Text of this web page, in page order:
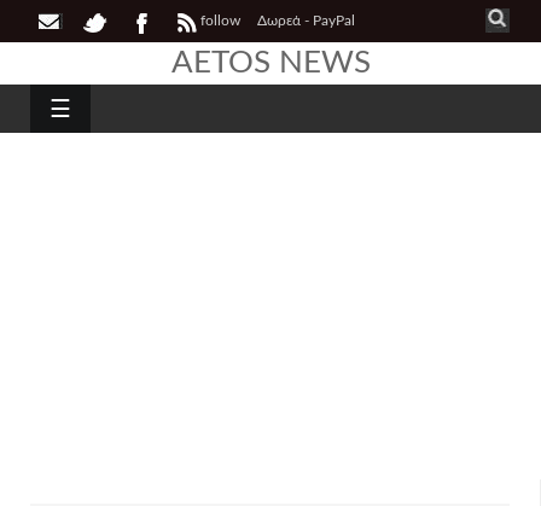
follow Δωρεά - PayPal
AETOS NEWS
☰